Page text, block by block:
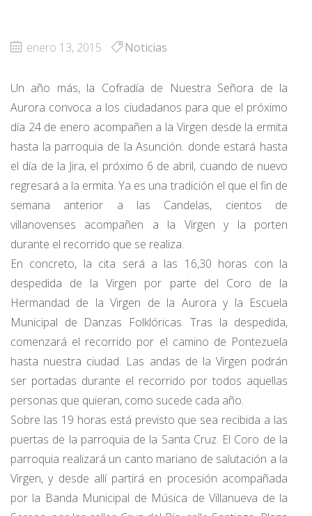
enero 13, 2015 Noticias
Un año más, la Cofradía de Nuestra Señora de la
Aurora convoca a los ciudadanos para que el próximo
día 24 de enero acompañen a la Virgen desde la ermita
hasta la parroquia de la Asunción. donde estará hasta
el día de la Jira, el próximo 6 de abril, cuando de nuevo
regresará a la ermita. Ya es una tradición el que el fin de
semana anterior a las Candelas, cientos de
villanovenses acompañen a la Virgen y la porten
durante el recorrido que se realiza.
En concreto, la cita será a las 16,30 horas con la
despedida de la Virgen por parte del Coro de la
Hermandad de la Virgen de la Aurora y la Escuela
Municipal de Danzas Folklóricas. Tras la despedida,
comenzará el recorrido por el camino de Pontezuela
hasta nuestra ciudad. Las andas de la Virgen podrán
ser portadas durante el recorrido por todos aquellas
personas que quieran, como sucede cada año.
Sobre las 19 horas está previsto que sea recibida a las
puertas de la parroquia de la Santa Cruz. El Coro de la
parroquia realizará un canto mariano de salutación a la
Virgen, y desde allí partirá en procesión acompañada
por la Banda Municipal de Música de Villanueva de la